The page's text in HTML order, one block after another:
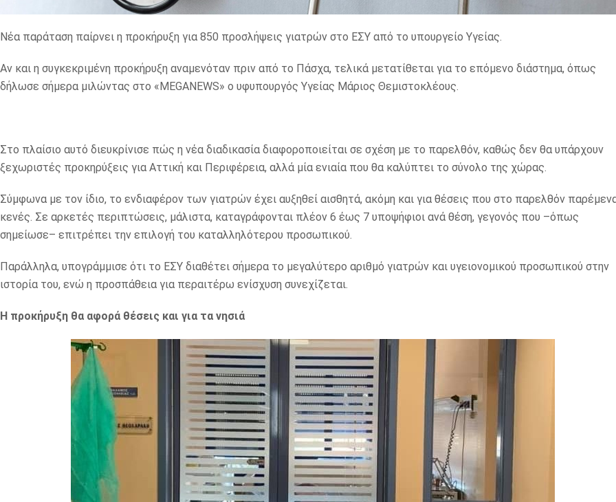
Νέα παράταση παίρνει η προκήρυξη για 850 προσλήψεις γιατρών στο ΕΣΥ από το υπουργείο Υγείας.
Αν και η συγκεκριμένη προκήρυξη αναμενόταν πριν από το Πάσχα, τελικά μετατίθεται για το επόμενο διάστημα, όπως
δήλωσε σήμερα μιλώντας στο «MEGANEWS» ο υφυπουργός Υγείας Μάριος Θεμιστοκλέους.
Στο πλαίσιο αυτό διευκρίνισε πώς η νέα διαδικασία διαφοροποιείται σε σχέση με το παρελθόν, καθώς δεν θα υπάρχουν
ξεχωριστές προκηρύξεις για Αττική και Περιφέρεια, αλλά μία ενιαία που θα καλύπτει το σύνολο της χώρας.
Σύμφωνα με τον ίδιο, το ενδιαφέρον των γιατρών έχει αυξηθεί αισθητά, ακόμη και για θέσεις που στο παρελθόν
κενές. Σε αρκετές περιπτώσεις, μάλιστα, καταγράφονται πλέον 6 έως 7 υποψήφιοι ανά θέση, γεγονός που –όπως
σημείωσε– επιτρέπει την επιλογή του καταλληλότερου προσωπικού.
Παράλληλα, υπογράμμισε ότι το ΕΣΥ διαθέτει σήμερα το μεγαλύτερο αριθμό γιατρών και υγειονομικού προσωπικού στην
ιστορία του, ενώ η προσπάθεια για περαιτέρω ενίσχυση συνεχίζεται.
Η προκήρυξη θα αφορά θέσεις και για τα νησιά